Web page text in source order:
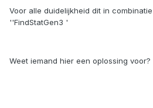
Voor alle duidelijkheid dit in
''FindStatGen3 '
Weet iemand hier een oplossing voor?